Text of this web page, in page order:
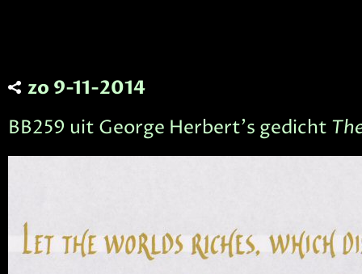
zo 9-11-2014
BB259 uit George Herbert's gedicht